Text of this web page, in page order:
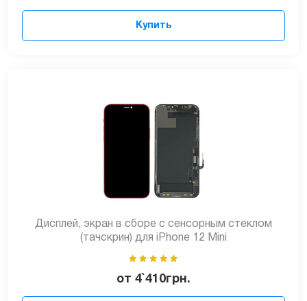
Купить
Дисплей, экран в сборе с сенсорным стеклом
(тачскрин) для iPhone 12 Mini
от 4`410грн.